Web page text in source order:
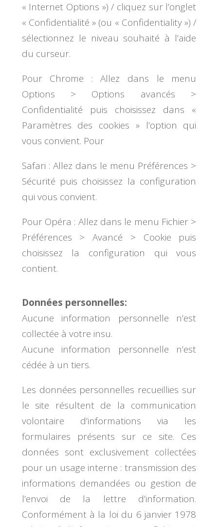
« Internet Options ») / cliquez sur l’onglet
« Confidentialité » (ou « Confidentiality ») /
sélectionnez le niveau souhaité à l’aide
du curseur.
Pour Chrome : Allez dans le menu
Options > Options avancés >
Confidentialité puis choisissez dans «
Paramètres des cookies » l’option qui
vous convient. Pour
Safari : Allez dans le menu Préférences >
Sécurité puis choisissez la configuration
qui vous convient.
Pour Opéra : Allez dans le menu Fichier >
Préférences > Avancé > Cookie puis
choisissez la configuration qui vous
contient.
Données personnelles:
Aucune information personnelle n’est
collectée à votre insu.
Aucune information personnelle n’est
cédée à un tiers.
Les données personnelles recueillies sur
le site résultent de la communication
volontaire d’informations via les
formulaires présents sur ce site. Ces
données sont exclusivement collectées
pour un usage interne : transmission des
informations demandées ou gestion de
l’envoi de la lettre d’information.
Conformément à la loi du 6 janvier 1978